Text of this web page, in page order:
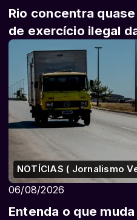
Rio concentra
de exercício ilegal
NOTÍCIAS ( Jornalismo
06/08/2026
Entenda o que